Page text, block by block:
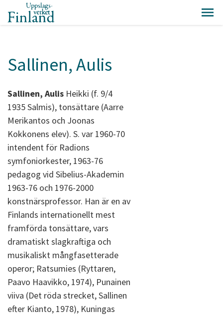
Sallinen, Aulis
Sallinen, Aulis Heikki (f. 9/4
1935 Salmis), tonsättare (Aarre
Merikantos och Joonas
Kokkonens elev). S. var 1960-70
intendent för Radions
symfoniorkester, 1963-76
pedagog vid Sibelius-Akademin
1963-76 och 1976-2000
konstnärsprofessor. Han är en av
Finlands internationellt mest
framförda tonsättare, vars
dramatiskt slagkraftiga och
musikaliskt mångfasetterade
operor; Ratsumies (Ryttaren,
Paavo Haavikko, 1974), Punainen
viiva (Det röda strecket, Sallinen
efter Kianto, 1978), Kuningas